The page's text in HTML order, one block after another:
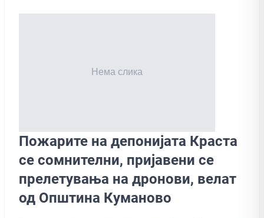
Пожарите на депонијата Краста
се сомнителни, пријавени се
прелетувања на дронови, велат
од Општина Куманово